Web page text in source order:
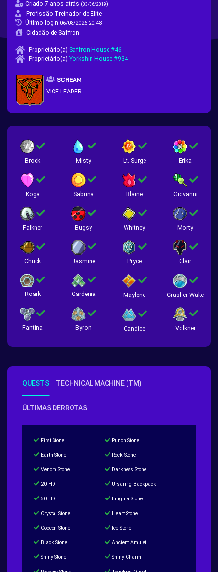
Criado 7 anos atrás (03/06/2019)
Profissão Treinador de Elite
Último login 06/08/2026 20:48
Cidadão de Saffron
Proprietário(a) Saffron House #46
Proprietário(a) Yorkshin House #934
SCREAM
VICE-LEADER
Brock Misty Lt. Surge Erika
Koga Sabrina Blaine Giovanni
Falkner Bugsy Whitney Morty
Chuck Jasmine Pryce Clair
Roark Gardenia Maylene Crasher Wake
Fantina Byron Candice Volkner
QUESTS TECHNICAL MACHINE (TM)
ÚLTIMAS DERROTAS
First Stone Punch Stone
Earth Stone Rock Stone
Venom Stone Darkness Stone
20 HD Ursaring Backpack
50 HD Enigma Stone
Crystal Stone Heart Stone
Coccon Stone Ice Stone
Black Stone Ancient Amulet
Shiny Stone Shiny Charm